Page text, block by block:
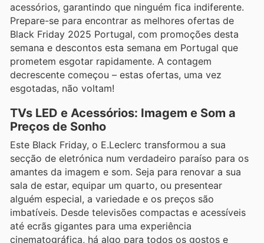
acessórios, garantindo que ninguém fica indiferente.
Prepare-se para encontrar as melhores ofertas de
Black Friday 2025 Portugal, com promoções desta
semana e descontos esta semana em Portugal que
prometem esgotar rapidamente. A contagem
decrescente começou – estas ofertas, uma vez
esgotadas, não voltam!
TVs LED e Acessórios: Imagem e Som a
Preços de Sonho
Este Black Friday, o E.Leclerc transformou a sua
secção de eletrónica num verdadeiro paraíso para os
amantes da imagem e som. Seja para renovar a sua
sala de estar, equipar um quarto, ou presentear
alguém especial, a variedade e os preços são
imbatíveis. Desde televisões compactas e acessíveis
até ecrãs gigantes para uma experiência
cinematográfica, há algo para todos os gostos e